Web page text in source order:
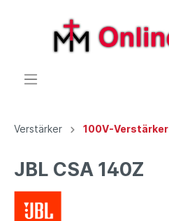
Verstärker 100V-Verstärker
JBL CSA 140Z